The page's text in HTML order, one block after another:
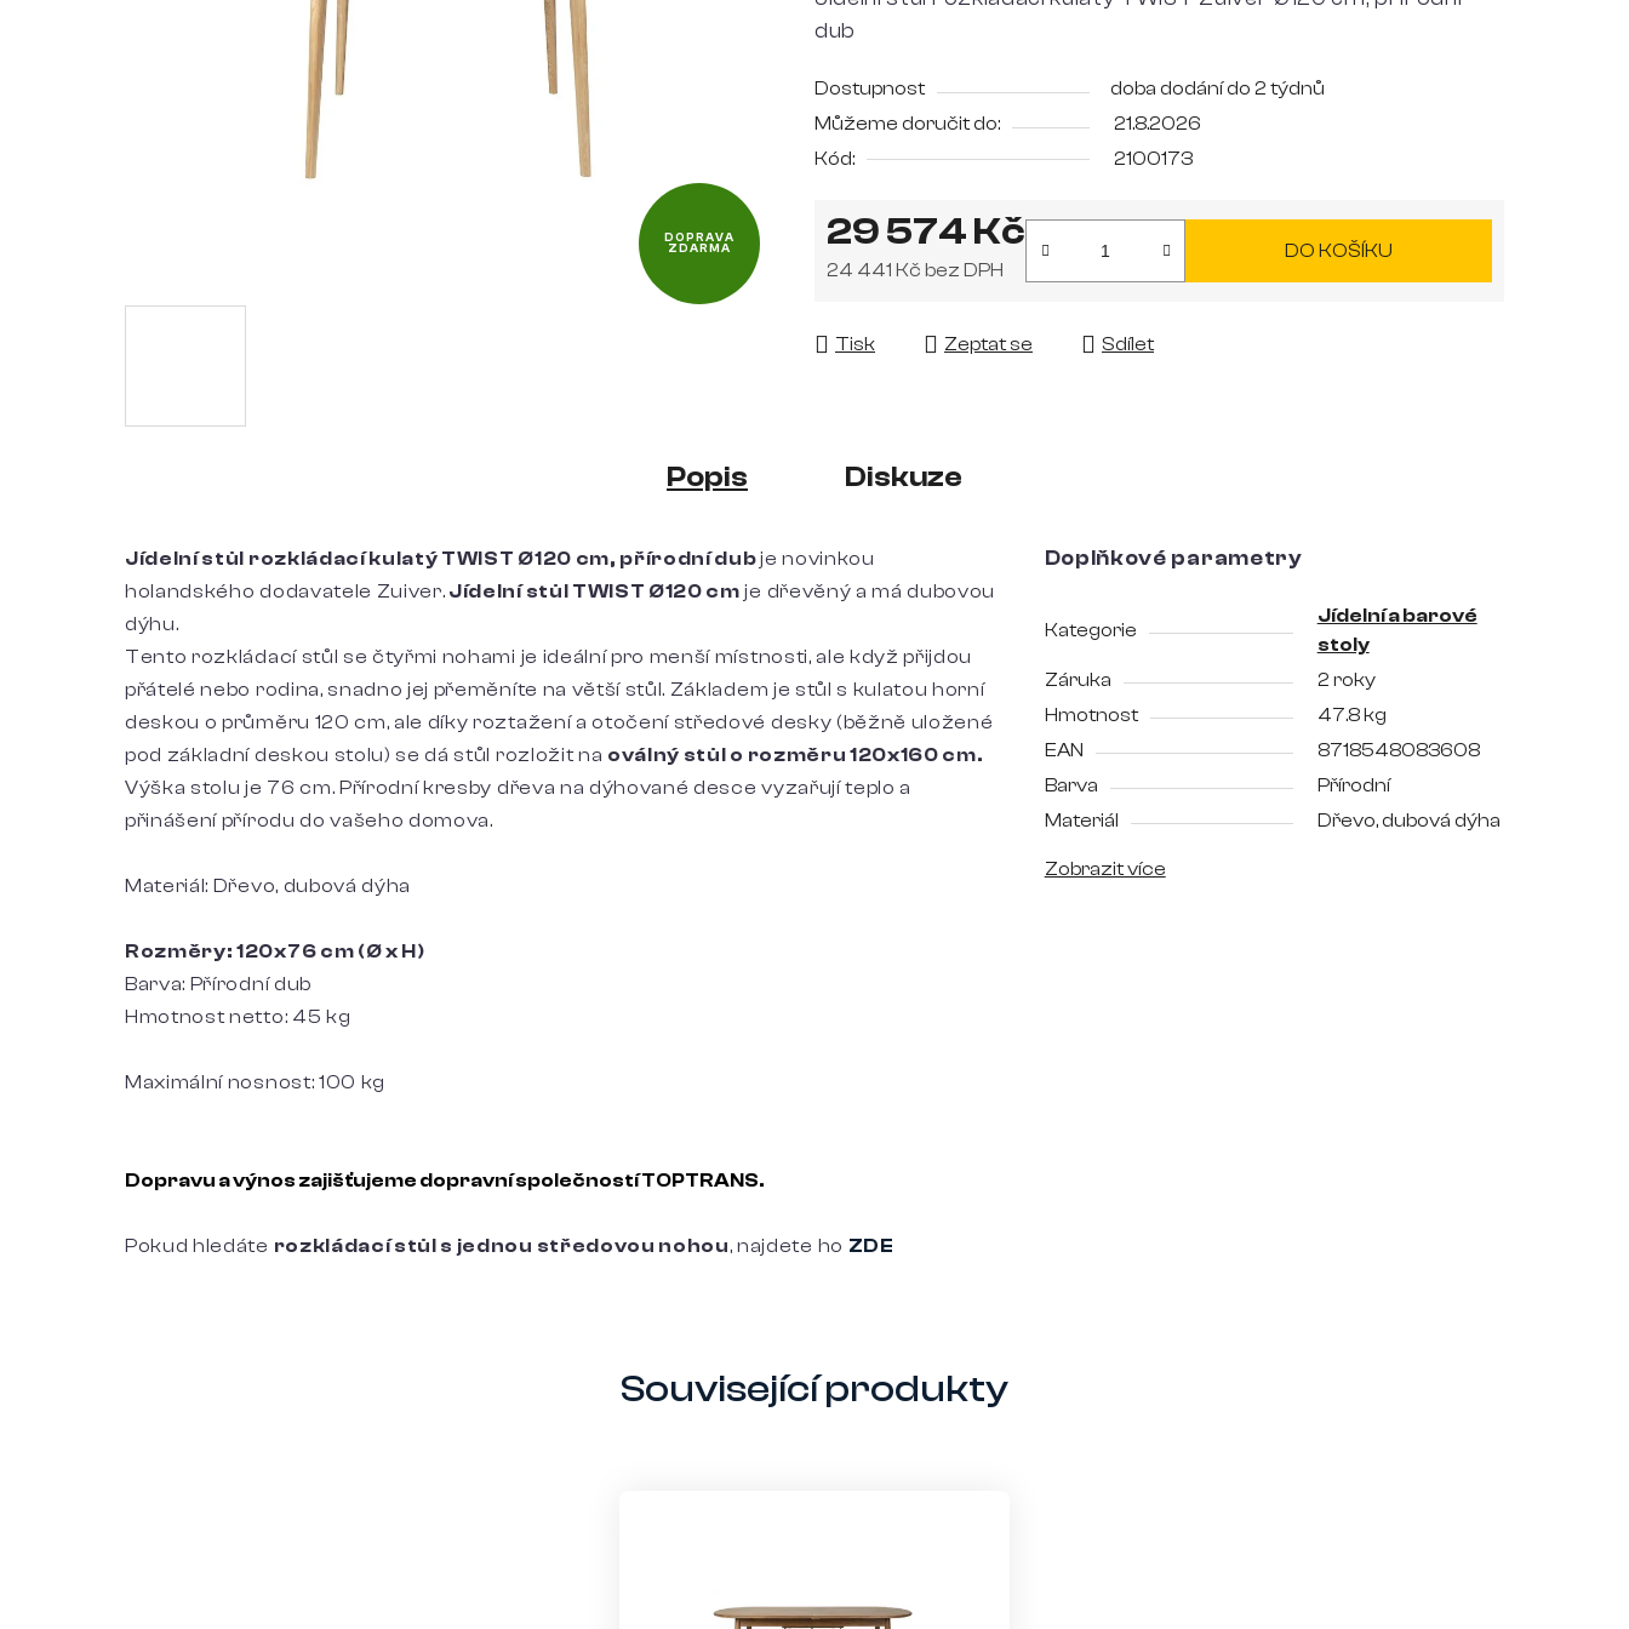
0,0
5
hvězdiček.
dub
Dostupnost
doba dodání do 2 týdnů
Můžeme doručit do:
21.8.2026
Kód:
2100173
29 574 Kč
24 441 Kč bez DPH
DO KOŠÍKU
Tisk Zeptat se Sdílet
DOPRAVA
ZDARMA
Popis Diskuze
Jídelní stůl rozkládací kulatý TWIST Ø120 cm, přírodní dubje novinkou
holandského dodavatele Zuiver. Jídelní stůl TWIST Ø120 cm je dřevěný a má dubovou
dýhu.
Tento rozkládací stůl se čtyřmi nohami je ideální pro menší místnosti, ale když přijdou
přátelé nebo rodina, snadno jej přeměníte na větší stůl. Základem je stůl s kulatou horní
deskou o průměru 120 cm, ale díky roztažení a otočení středové desky (běžně uložené
pod základní deskou stolu) se dá stůl rozložit na oválný stůl o rozměru 120x160 cm.
Výška stolu je 76 cm. Přírodní kresby dřeva na dýhované desce vyzařují teplo a
přinášení přírodu do vašeho domova.
Materiál: Dřevo, dubová dýha
Rozměry: 120x76 cm (Ø x H)
Barva: Přírodní dub
Hmotnost netto: 45 kg
Maximální nosnost: 100 kg
Dopravu a výnos zajišťujeme dopravní společností TOPTRANS.
Pokud hledáte rozkládací stůl s jednou středovou nohou, najdete ho ZDE
Doplňkové parametry
Kategorie
Jídelní a barové
stoly
Záruka
2 roky
Hmotnost
47.8 kg
EAN
8718548083608
Barva
Přírodní
Materiál
Dřevo, dubová dýha
Zobrazit více
Související produkty